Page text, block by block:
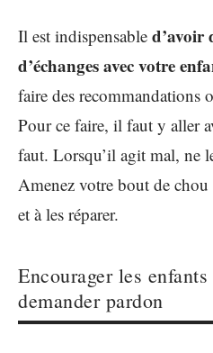
Il est indispensable d’avoir
d’échanges avec votre
faire des recommandations
Pour ce faire, il faut y aller
faut. Lorsqu’il agit mal, ne
Amenez votre bout de chou
et à les réparer.
Encourager les enfants
demander pardon